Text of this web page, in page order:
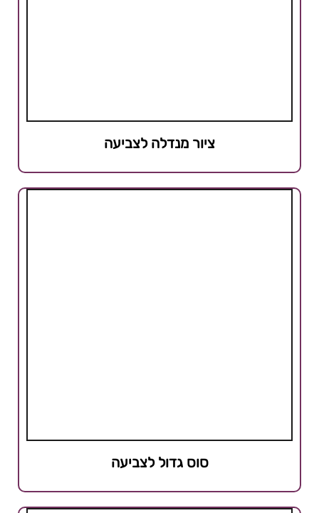
ציור מנדלה לצביעה
סוס גדול לצביעה